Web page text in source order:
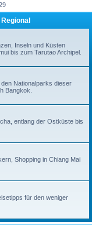
Inseln und Küsten
bis zum Tarutao Archipel.
Nationalparks dieser
Bangkok.
entlang der Ostküste bis
Shopping in Chiang Mai
für den weniger